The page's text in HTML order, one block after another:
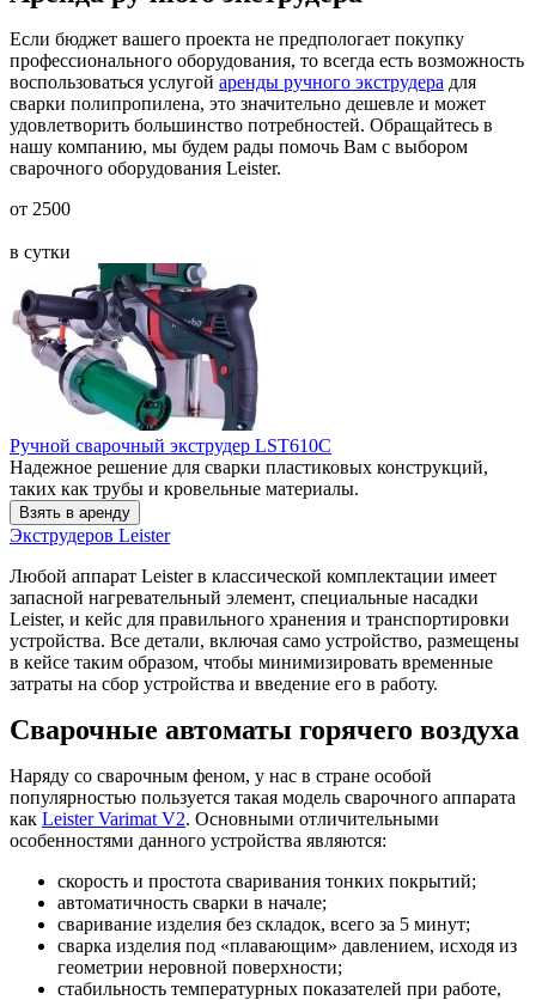
Если бюджет вашего проекта не предпологает покупку
профессионального оборудования, то всегда есть возможность
воспользоваться услугой аренды ручного экструдера для
сварки полипропилена, это значительно дешевле и может
удовлетворить большинство потребностей. Обращайтесь в
нашу компанию, мы будем рады помочь Вам с выбором
сварочного оборудования Leister.
от 2500
в сутки
Ручной сварочный экструдер LST610C
Надежное решение для сварки пластиковых конструкций,
таких как трубы и кровельные материалы.
Экструдеров Leister
Любой аппарат Leister в классической комплектации имеет
запасной нагревательный элемент, специальные насадки
Leister, и кейс для правильного хранения и транспортировки
устройства. Все детали, включая само устройство, размещены
в кейсе таким образом, чтобы минимизировать временные
затраты на сбор устройства и введение его в работу.
Сварочные автоматы горячего воздуха
Наряду со сварочным феном, у нас в стране особой
популярностью пользуется такая модель сварочного аппарата
как Leister Varimat V2. Основными отличительными
особенностями данного устройства являются:
скорость и простота сваривания тонких покрытий;
автоматичность сварки в начале;
сваривание изделия без складок, всего за 5 минут;
сварка изделия под «плавающим» давлением, исходя из
геометрии неровной поверхности;
стабильность температурных показателей при работе,